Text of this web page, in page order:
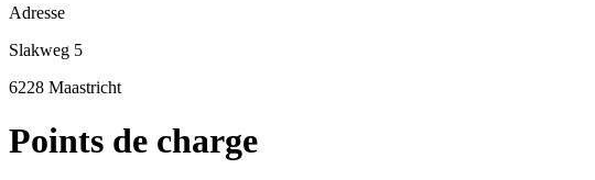
Adresse
Slakweg 5
6228 Maastricht
Points de charge